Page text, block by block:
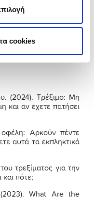
cookies
σήμερα τηνασφάλεια
στις ανάγκες σου
Ασφαλιστή σου
(2024). Τρέξιμο: Μη
και αν έχετε πατήσει
Αρκούν πέντε
αυτά τα εκπληκτικά
τρεξίματος για την
και πότε;
What Are the